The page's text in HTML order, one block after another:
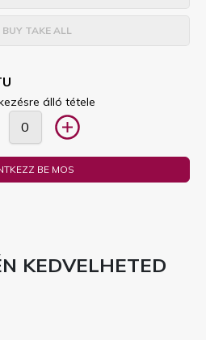
BUY TAKE ALL
álló tétele
BE MOS
KEDVELHETED